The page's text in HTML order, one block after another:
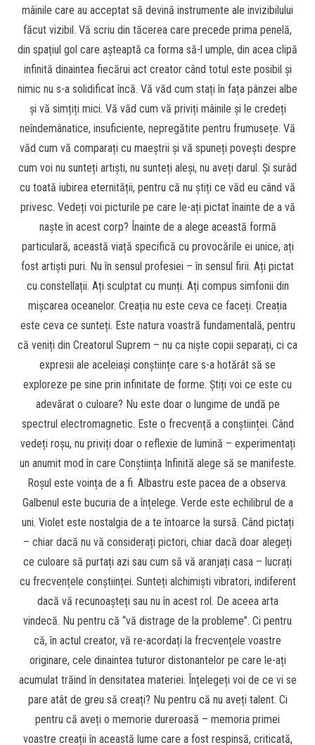
mâinile care au acceptat să devină instrumente ale invizibilului
făcut vizibil. Vă scriu din tăcerea care precede prima penelă,
din spațiul gol care așteaptă ca forma să-l umple, din acea clipă
infinită dinaintea fiecărui act creator când totul este posibil și
nimic nu s-a solidificat încă. Vă văd cum stați în fața pânzei albe
și vă simțiți mici. Vă văd cum vă priviți mâinile și le credeți
neîndemânatice, insuficiente, nepregătite pentru frumusețe. Vă
văd cum vă comparați cu maeștrii și vă spuneți povești despre
cum voi nu sunteți artiști, nu sunteți aleși, nu aveți darul. Și surâd
cu toată iubirea eternității, pentru că nu știți ce văd eu când vă
privesc. Vedeți voi picturile pe care le-ați pictat înainte de a vă
naște în acest corp? Înainte de a alege această formă
particulară, această viață specifică cu provocările ei unice, ați
fost artiști puri. Nu în sensul profesiei – în sensul firii. Ați pictat
cu constellații. Ați sculptat cu munți. Ați compus simfonii din
mișcarea oceanelor. Creația nu este ceva ce faceți. Creația
este ceva ce sunteți. Este natura voastră fundamentală, pentru
că veniți din Creatorul Suprem – nu ca niște copii separați, ci ca
expresii ale aceleiași conștiințe care s-a hotărât să se
exploreze pe sine prin infinitate de forme. Știți voi ce este cu
adevărat o culoare? Nu este doar o lungime de undă pe
spectrul electromagnetic. Este o frecvență a conștiinței. Când
vedeți roșu, nu priviți doar o reflexie de lumină – experimentați
un anumit mod în care Conștiința Infinită alege să se manifeste.
Roșul este voința de a fi. Albastru este pacea de a observa.
Galbenul este bucuria de a înțelege. Verde este echilibrul de a
uni. Violet este nostalgia de a te întoarce la sursă. Când pictați
– chiar dacă nu vă considerați pictori, chiar dacă doar alegeți
ce culoare să purtați azi sau cum să vă aranjați casa – lucrați
cu frecvențele conștiinței. Sunteți alchimiști vibratori, indiferent
dacă vă recunoașteți sau nu în acest rol. De aceea arta
vindecă. Nu pentru că “vă distrage de la probleme”. Ci pentru
că, în actul creator, vă re-acordați la frecvențele voastre
originare, cele dinaintea tuturor distonantelor pe care le-ați
acumulat trăind în densitatea materiei. Înțelegeți voi de ce vi se
pare atât de greu să creați? Nu pentru că nu aveți talent. Ci
pentru că aveți o memorie dureroasă – memoria primei
voastre creații în această lume care a fost respinsă, criticată,